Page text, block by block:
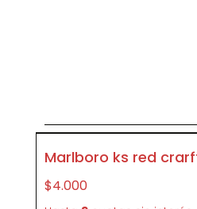
Marlboro ks red
$4.000